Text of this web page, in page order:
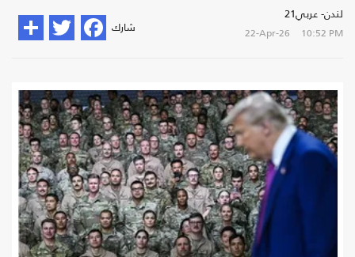
لندن- عربي21
22-Apr-26 10:52 PM شارك